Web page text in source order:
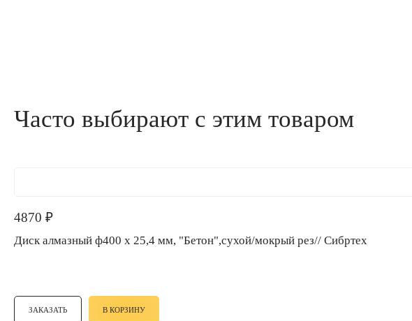
Часто выбирают с этим товаром
4870 ₽
Диск алмазный ф400 х 25,4 мм, "Бетон",сухой/мокрый рез// Сибртех
ЗАКАЗАТЬ В КОРЗИНУ